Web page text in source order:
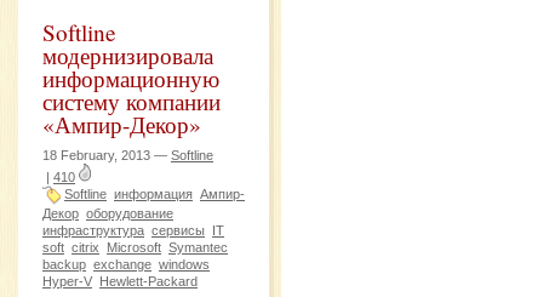
Softline
модернизировала
информационную
систему компании
«Ампир-Декор»
18 February, 2013 — Softline
410
Softline информация Ампир-
Декор оборудование
инфраструктура сервисы
IT
soft citrix Microsoft Symantec
backup exchange windows
Hyper-V
Hewlett-Packard